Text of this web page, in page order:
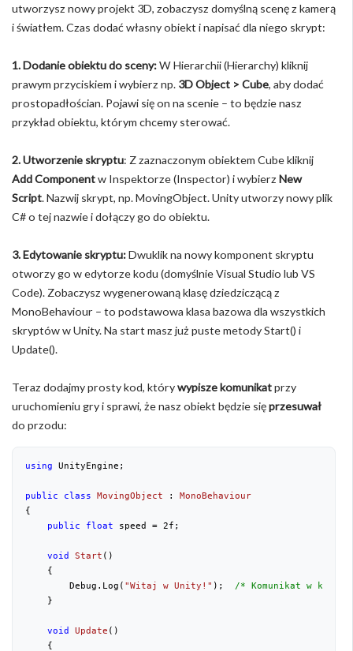
utworzysz nowy projekt 3D, zobaczysz domyślną scenę z kamerą
i światłem. Czas dodać własny obiekt i napisać dla niego skrypt:
1. Dodanie obiektu do sceny:W Hierarchii (Hierarchy) kliknij
prawym przyciskiem i wybierz np. 3D Object > Cube, aby dodać
prostopadłościan. Pojawi się on na scenie – to będzie nasz
przykład obiektu, którym chcemy sterować.
2. Utworzenie skryptu: Z zaznaczonym obiektem Cube kliknij
Add Componentw Inspektorze (Inspector) i wybierz New
Script. Nazwij skrypt, np. MovingObject. Unity utworzy nowy plik
C# o tej nazwie i dołączy go do obiektu.
3. Edytowanie skryptu:Dwuklik na nowy komponent skryptu
otworzy go w edytorze kodu (domyślnie Visual Studio lub VS
Code). Zobaczysz wygenerowaną klasę dziedziczącą z
MonoBehaviour – to podstawowa klasa bazowa dla wszystkich
skryptów w Unity. Na start masz już puste metody Start() i
Update().
Teraz dodajmy prosty kod, którywypisze komunikatprzy
uruchomieniu gry i sprawi, że nasz obiekt będzie sięprzesuwał
do przodu:
using UnityEngine;
public class MovingObject : MonoBehaviour
{
public
float speed = 2f;
void Start ( )
{
        Debug.Log(
"Witaj w Unity!" ); /* Komunikat w
    }
void Update ( )
{